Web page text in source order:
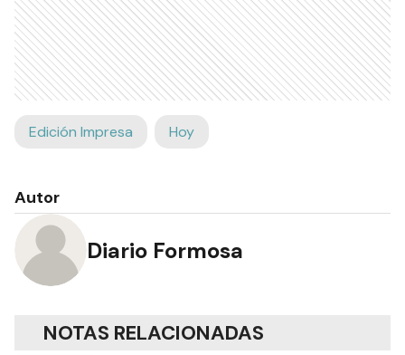
Edición Impresa Hoy
Autor
Diario Formosa
NOTAS RELACIONADAS